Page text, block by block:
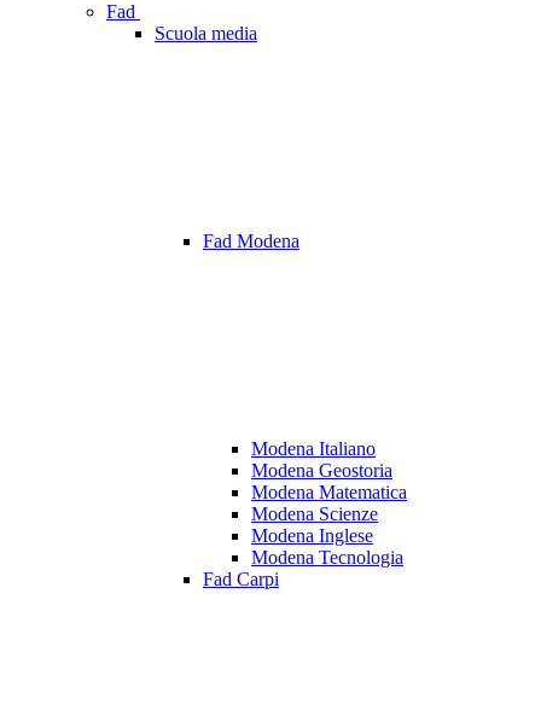
Fad
Scuola media
Fad Modena
Modena Italiano
Modena Geostoria
Modena Matematica
Modena Scienze
Modena Inglese
Modena Tecnologia
Fad Carpi